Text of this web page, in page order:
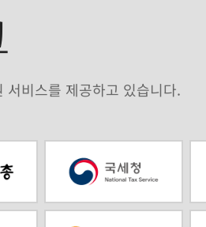
비스를 제공하고 있습니다.